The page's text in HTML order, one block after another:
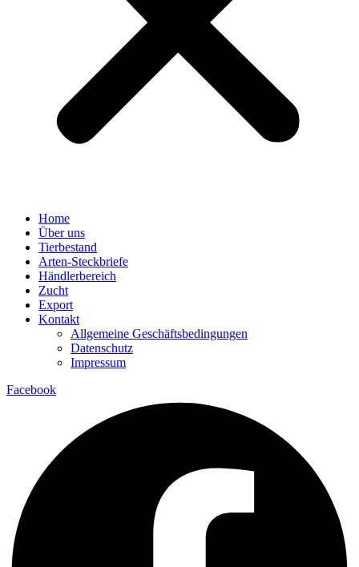
Home
Über uns
Tierbestand
Arten-Steckbriefe
Händlerbereich
Zucht
Export
Kontakt
Allgemeine Geschäftsbedingungen
Datenschutz
Impressum
Facebook